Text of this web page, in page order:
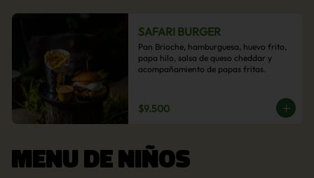
SAFARI BURGER
Pan Brioche, hamburguesa, huevo frito,
papa hilo, salsa de queso cheddar y
acompañamiento de papas fritas.
$9.500
MENU DE NIÑOS